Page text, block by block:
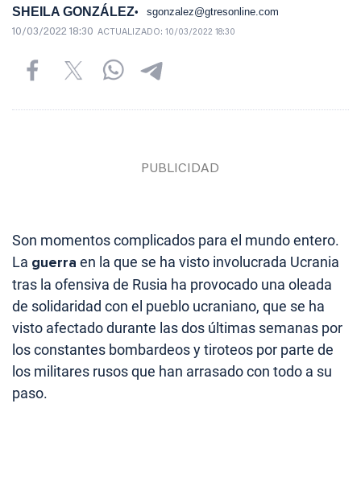
SHEILA GONZÁLEZ sgonzalez@gtresonline.com
10/03/2022 18:30 ACTUALIZADO: 10/03/2022 18:30
Son momentos complicados para el mundo entero.
La guerra en la que se ha visto involucrada Ucrania
tras la ofensiva de Rusia ha provocado una oleada
de solidaridad con el pueblo ucraniano, que se ha
visto afectado durante las dos últimas semanas por
los constantes bombardeos y tiroteos por parte de
los militares rusos que han arrasado con todo a su
paso.